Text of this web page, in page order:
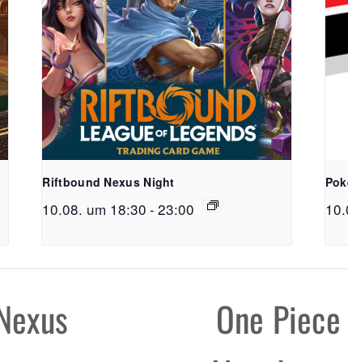
Telefon:0761
Riftbound Nexus Night
10.08. um 18:30 - 23:00
One